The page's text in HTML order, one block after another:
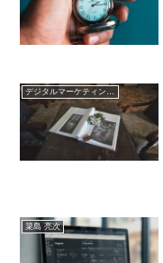
デジタルマーケティング基礎
簗島 亮次